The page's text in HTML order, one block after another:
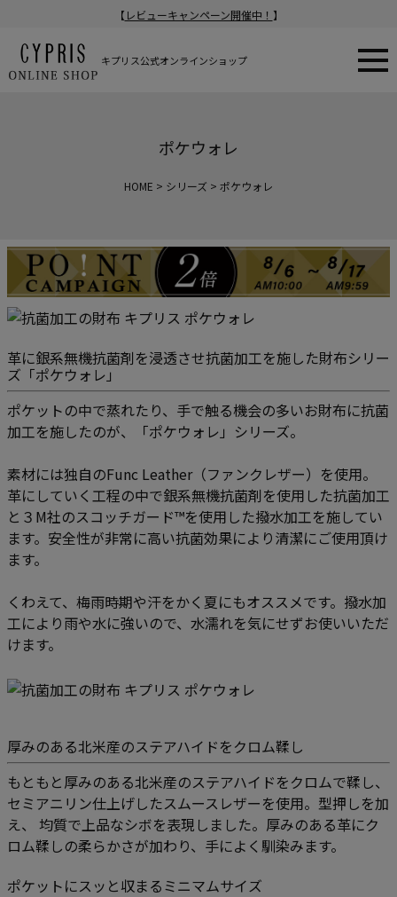
【 レビューキャンペーン開催中！ 】
キプリス公式オンラインショップ
ポケウォレ
HOME シリーズ ポケウォレ
革に銀系無機抗菌剤を浸透させ抗菌加工を施した財布シリー
ズ「ポケウォレ」
ポケットの中で蒸れたり、手で触る機会の多いお財布に抗菌
加工を施したのが、「ポケウォレ」シリーズ。
素材には独自のFunc Leather（ファンクレザー）を使用。
革にしていく工程の中で銀系無機抗菌剤を使用した抗菌加工
と３M社のスコッチガード™️を使用した撥水加工を施してい
ます。安全性が非常に高い抗菌効果により清潔にご使用頂け
ます。
くわえて、梅雨時期や汗をかく夏にもオススメです。撥水加
工により雨や水に強いので、水濡れを気にせずお使いいただ
けます。
厚みのある北米産のステアハイドをクロム鞣し
もともと厚みのある北米産のステアハイドをクロムで鞣し、
セミアニリン仕上げしたスムースレザーを使用。型押しを加
え、 均質で上品なシボを表現しました。厚みのある革にク
ロム鞣しの柔らかさが加わり、手によく馴染みます。
ポケットにスッと収まるミニマムサイズ